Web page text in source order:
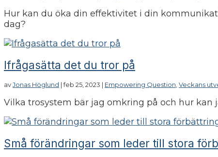
Hur kan du öka din effektivitet i din
dag?
Ifrågasätta det du tror på
avJonas Höglund |feb 25, 2023 | Empowering Question,Veckans
Vilka trosystem bär jag omkring på och hur kan
Små förändringar som leder till stora